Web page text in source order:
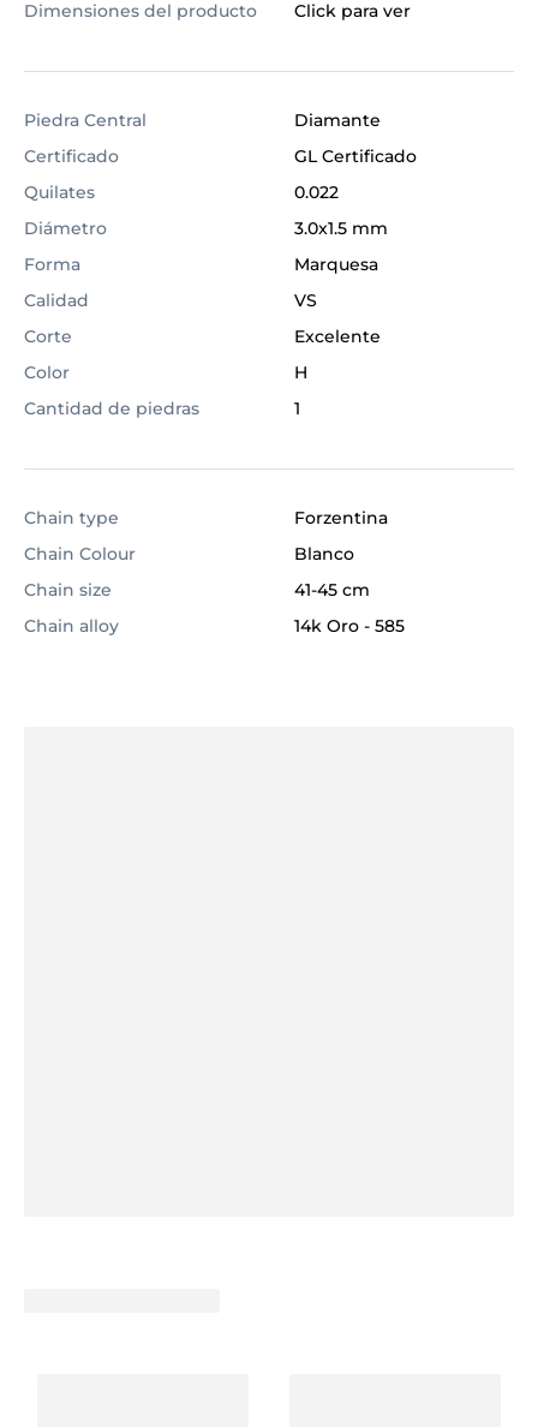
Dimensiones del producto Click para ver
Piedra Central
Diamante
Certificado
GL Certificado
Quilates
0.022
Diámetro
3.0x1.5 mm
Forma
Marquesa
Calidad
VS
Corte
Excelente
Color
H
Cantidad de piedras
1
Chain type
Forzentina
Chain Colour
Blanco
Chain size
41-45 cm
Chain alloy
14k Oro - 585